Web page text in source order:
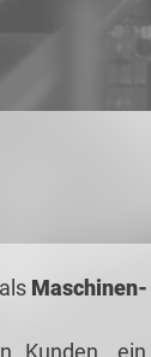
Kunden,